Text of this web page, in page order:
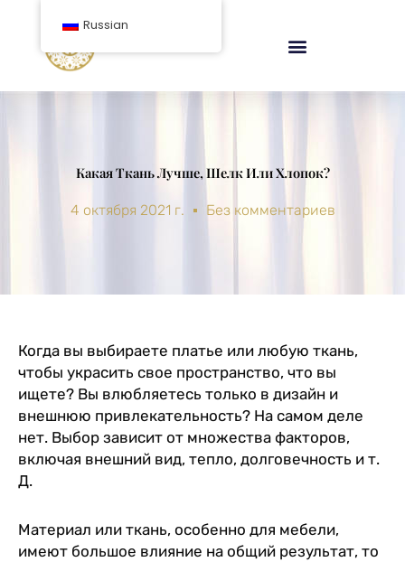
содержанию
Какая Ткань Лучше, Шелк Или Хлопок?
4 октября 2021 г. Без комментариев
Когда вы выбираете платье или любую ткань,
чтобы украсить свое пространство, что вы
ищете? Вы влюбляетесь только в дизайн и
внешнюю привлекательность? На самом деле
нет. Выбор зависит от множества факторов,
включая внешний вид, тепло, долговечность и т.
Д.
Материал или ткань, особенно для мебели,
имеют большое влияние на общий результат, то
Russian